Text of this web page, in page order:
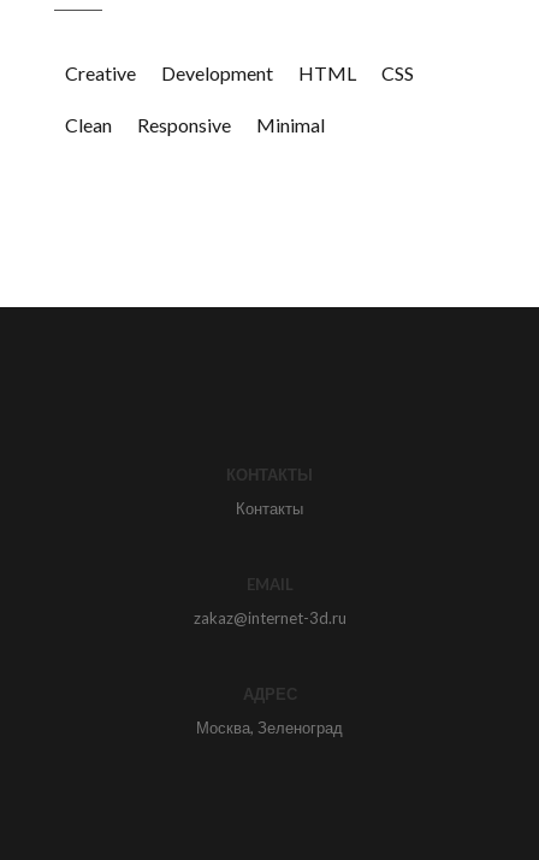
Creative Development HTML CSS
Clean Responsive Minimal
КОНТАКТЫ
Контакты
EMAIL
zakaz@internet-3d.ru
АДРЕС
Москва, Зеленоград